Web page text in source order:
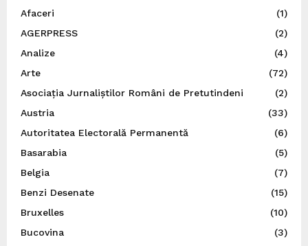
Afaceri
(1)
AGERPRESS
(2)
Analize
(4)
Arte
(72)
Asociația Jurnaliștilor Români de Pretutindeni
(2)
Austria
(33)
Autoritatea Electorală Permanentă
(6)
Basarabia
(5)
Belgia
(7)
Benzi Desenate
(15)
Bruxelles
(10)
Bucovina
(3)